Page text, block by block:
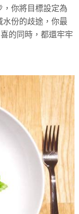
你將目標設定為
份的歧途，你最
的同時，都還牢牢